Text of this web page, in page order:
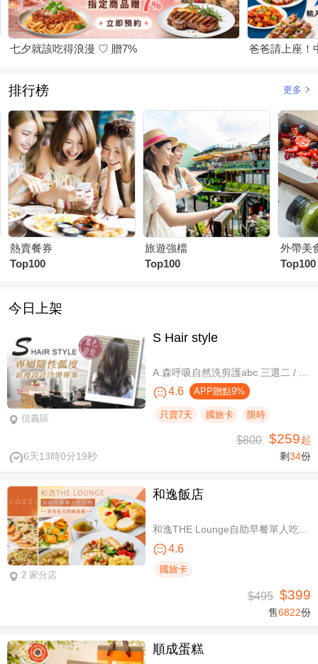
七夕就該吃得浪漫 ♡ 贈7% 爸爸請上座！
排行榜 更多
熱賣餐券
Top100
旅遊強檔
Top100
外帶美
Top100
今日上架
信義區
S Hair style
4.6 APP贈點9%
只賣7天 國旅卡 限時
6天13時0分18秒
$800 $259起
剩34份
2 家分店
和逸飯店
和逸THE Lounge自助早餐單人吃到飽
4.6
國旅卡
$495 $399
售6822份
順成蛋糕